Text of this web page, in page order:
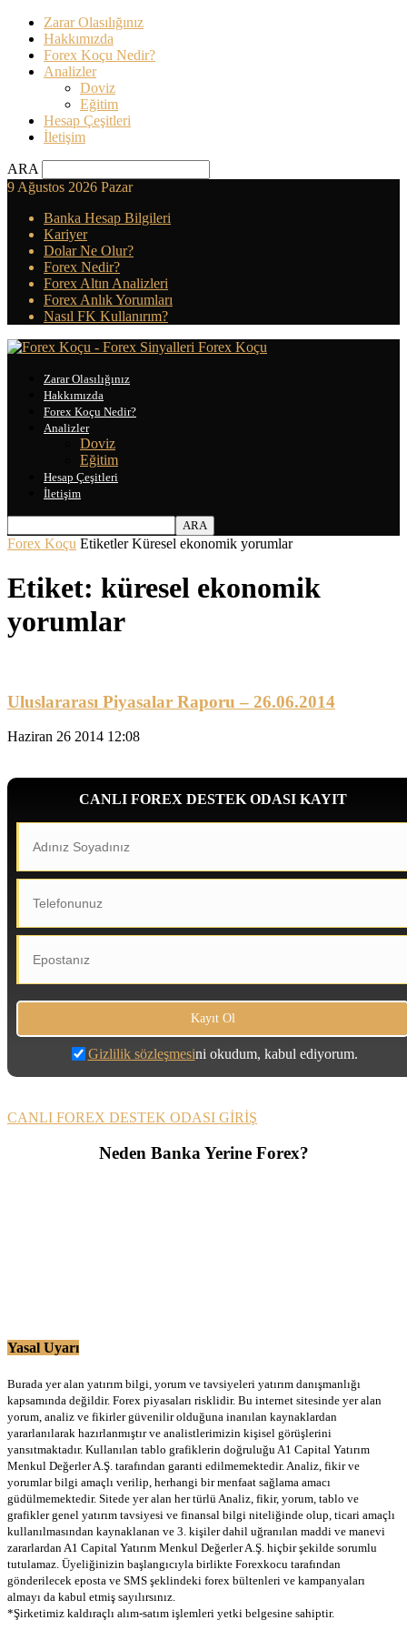
Zarar Olasılığınız
Hakkımızda
Forex Koçu Nedir?
Analizler
Doviz
Eğitim
Hesap Çeşitleri
İletişim
ARA
9 Ağustos 2026 Pazar
Banka Hesap Bilgileri
Kariyer
Dolar Ne Olur?
Forex Nedir?
Forex Altın Analizleri
Forex Anlık Yorumları
Nasıl FK Kullanırım?
Forex Koçu
Zarar Olasılığınız
Hakkımızda
Forex Koçu Nedir?
Analizler
Doviz
Eğitim
Hesap Çeşitleri
İletişim
Forex Koçu Etiketler Küresel ekonomik yorumlar
Etiket: küresel ekonomik
yorumlar
Uluslararası Piyasalar Raporu – 26.06.2014
Haziran 26 2014 12:08
CANLI FOREX DESTEK ODASI KAYIT
Gizlilik sözleşmesini okudum, kabul ediyorum.
CANLI FOREX DESTEK ODASI GİRİŞ
Neden Banka Yerine Forex?
Yasal Uyarı
Burada yer alan yatırım bilgi, yorum ve tavsiyeleri yatırım danışmanlığı
kapsamında değildir. Forex piyasaları risklidir. Bu internet sitesinde yer alan
yorum, analiz ve fikirler güvenilir olduğuna inanılan kaynaklardan
yararlanılarak hazırlanmıştır ve analistlerimizin kişisel görüşlerini
yansıtmaktadır. Kullanılan tablo grafiklerin doğruluğu A1 Capital Yatırım
Menkul Değerler A.Ş. tarafından garanti edilmemektedir. Analiz, fikir ve
yorumlar bilgi amaçlı verilip, herhangi bir menfaat sağlama amacı
güdülmemektedir. Sitede yer alan her türlü Analiz, fikir, yorum, tablo ve
grafikler genel yatırım tavsiyesi ve finansal bilgi niteliğinde olup, ticari amaçlı
kullanılmasından kaynaklanan ve 3. kişiler dahil uğranılan maddi ve manevi
zararlardan A1 Capital Yatırım Menkul Değerler A.Ş. hiçbir şekilde sorumlu
tutulamaz. Üyeliğinizin başlangıcıyla birlikte Forexkocu tarafından
gönderilecek eposta ve SMS şeklindeki forex bültenleri ve kampanyaları
almayı da kabul etmiş sayılırsınız.
*Şirketimiz kaldıraçlı alım-satım işlemleri yetki belgesine sahiptir.